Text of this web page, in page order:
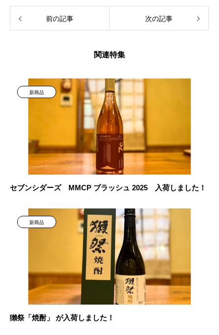
前の記事 次の記事
関連特集
新商品
セブンシダーズ MMCP ブラッシュ 2025 入荷しました！
新商品
獺祭「焼酎」 が入荷しました！